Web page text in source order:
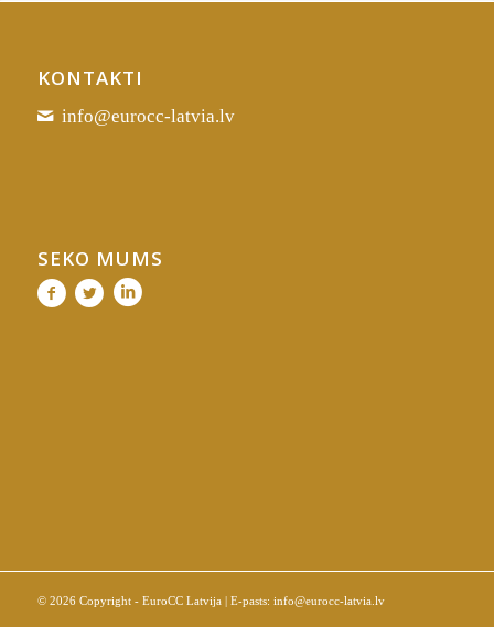
KONTAKTI
info@eurocc-latvia.lv
SEKO MUMS
© 2026 Copyright - EuroCC Latvija | E-pasts: info@eurocc-latvia.lv